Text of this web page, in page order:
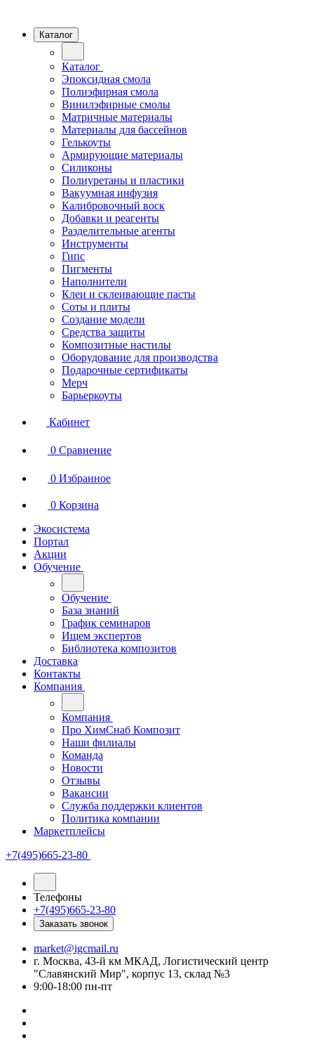
Каталог
Каталог
Эпоксидная смола
Полиэфирная смола
Винилэфирные смолы
Матричные материалы
Материалы для бассейнов
Гелькоуты
Армирующие материалы
Силиконы
Полиуретаны и пластики
Вакуумная инфузия
Калибровочный воск
Добавки и реагенты
Разделительные агенты
Инструменты
Гипс
Пигменты
Наполнители
Клеи и склеивающие пасты
Соты и плиты
Создание модели
Средства защиты
Композитные настилы
Оборудование для производства
Подарочные сертификаты
Мерч
Барьеркоуты
Кабинет
0 Сравнение
0 Избранное
0 Корзина
Экосистема
Портал
Акции
Обучение
Обучение
База знаний
График семинаров
Ищем экспертов
Библиотека композитов
Доставка
Контакты
Компания
Компания
Про ХимСнаб Композит
Наши филиалы
Команда
Новости
Отзывы
Вакансии
Служба поддержки клиентов
Политика компании
Маркетплейсы
+7(495)665-23-80
Телефоны
+7(495)665-23-80
Заказать звонок
market@igcmail.ru
г. Москва, 43-й км МКАД, Логистический центр
"Славянский Мир", корпус 13, склад №3
9:00-18:00 пн-пт